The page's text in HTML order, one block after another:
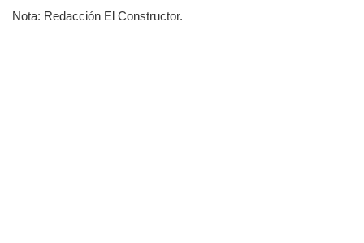
Nota: Redacción El Constructor.